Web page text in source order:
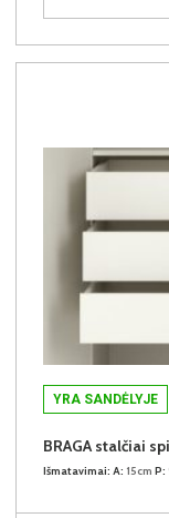
YRA SANDĖLYJE
BRAGA stalčiai
Išmatavimai: A: 15cm P: